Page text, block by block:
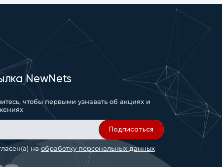
NewNets
чтобы первыми узнавать об акциях и
Подписаться
на обработку персональных данных